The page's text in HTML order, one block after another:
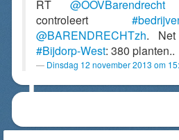
RT@OOVBarendrecht
controleert
@BARENDRECHTzh. Net
#Bijdorp-West: 380 planten..
Dinsdag 12 november 2013 om